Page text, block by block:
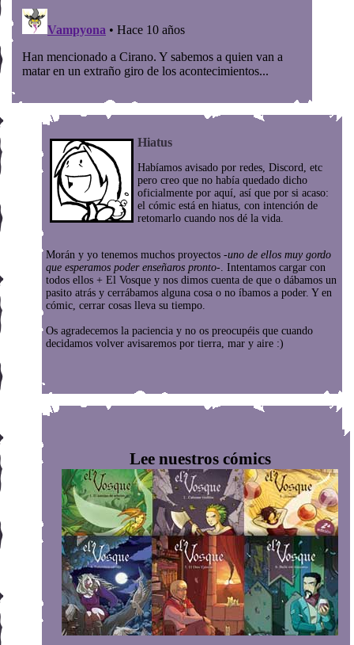
Hiatus
Habíamos avisado por redes, Discord, etc
pero creo que no había quedado dicho
oficialmente por aquí, así que por si acaso:
el cómic está en hiatus, con intención de
retomarlo cuando nos dé la vida.
Morán y yo tenemos muchos proyectos -uno de ellos muy gordo
que esperamos poder enseñaros pronto-. Intentamos cargar con
todos ellos + El Vosque y nos dimos cuenta de que o dábamos un
pasito atrás y cerrábamos alguna cosa o no íbamos a poder. Y en
cómic, cerrar cosas lleva su tiempo.
Os agradecemos la paciencia y no os preocupéis que cuando
decidamos volver avisaremos por tierra, mar y aire :)
Lee nuestros cómics